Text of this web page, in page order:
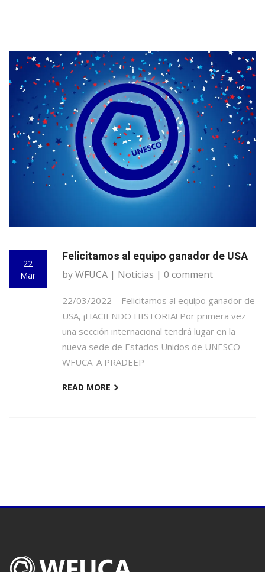
22
Mar
Felicitamos al equipo ganador de USA
by WFUCA | Noticias | 0 comment
22/03/2022 – Felicitamos al equipo ganador de
USA, ¡HACIENDO HISTORIA! Por primera vez
una sección internacional tendrá lugar en la
nueva sede de Estados Unidos de UNESCO
WFUCA. A PRADEEP
READ MORE